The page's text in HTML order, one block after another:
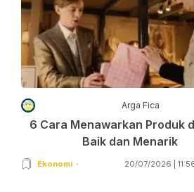
Arga Fica
6 Cara Menawarkan Produk
Baik dan Menarik
Ekonomi 20/07/2026 |